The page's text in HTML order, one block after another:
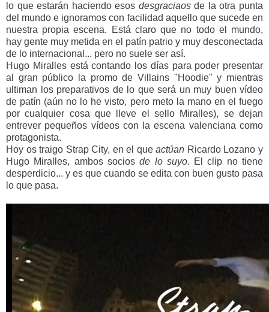
lo que estarán haciendo esos desgraciaosde la otra punta
del mundo e ignoramos con facilidad aquello que sucede en
nuestra propia escena. Está claro que no todo el mundo,
hay gente muy metida en el patín patrio y muy desconectada
de lo internacional... pero no suele ser así.
Hugo Miralles está contando los días para poder presentar
al gran público la promo de Villains "Hoodie" y mientras
ultiman los preparativos de lo que será un muy buen vídeo
de patín (aún no lo he visto, pero meto la mano en el fuego
por cualquier cosa que lleve el sello Miralles), se dejan
entrever pequeños vídeos con la escena valenciana como
protagonista.
Hoy os traigo Strap City, en el queactúan Ricardo Lozano y
Hugo Miralles, ambos sociosde lo suyo. El clip no tiene
desperdicio... y es que cuando se edita con buen gusto pasa
lo que pasa.